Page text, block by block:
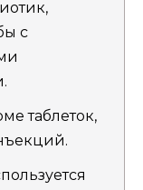
с
таблеток,